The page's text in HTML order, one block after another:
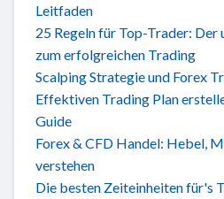
Leitfaden
25 Regeln für Top-Trader:
zum erfolgreichen Trading
Scalping Strategie und Forex
Effektiven Trading Plan
Guide
Forex & CFD Handel: Hebel,
verstehen
Die besten Zeiteinheiten für's